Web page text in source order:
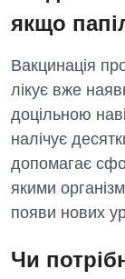
якщо
Вакцинація
лікує вже
доцільною
налічує
допомагає
якими
появи нових
Чи